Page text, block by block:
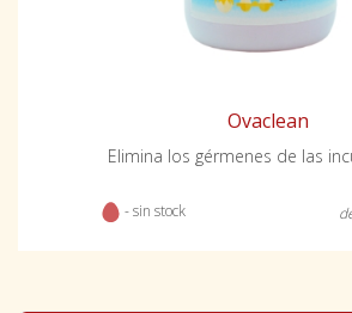
Ovaclean
Elimina los gérmenes de las
- sin stock